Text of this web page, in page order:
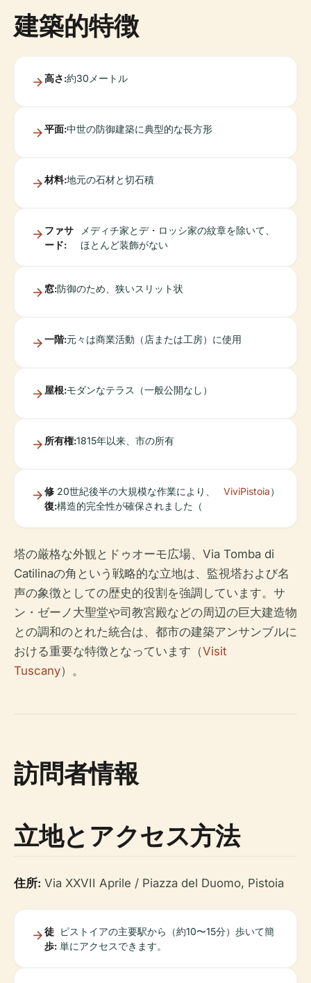
建築的特徴
高さ:約30メートル
平面:中世の防御建築に典型的な長方形
材料:地元の石材と切石積
ファサ
ード:
メディチ家とデ・ロッシ家の紋章を除いて、
ほとんど装飾がない
窓:防御のため、狭いスリット状
一階:元々は商業活動（店または工房）に使用
屋根:モダンなテラス（一般公開なし）
所有権:1815年以来、市の所有
修
復:
20世紀後半の大規模な作業により、
構造的完全性が確保されました（
ViviPistoia）
塔の厳格な外観とドゥオーモ広場、Via Tomba di
Catilinaの角という戦略的な立地は、監視塔および名
声の象徴としての歴史的役割を強調しています。サ
ン・ゼーノ大聖堂や司教宮殿などの周辺の巨大建造物
との調和のとれた統合は、都市の建築アンサンブルに
おける重要な特徴となっています（Visit
Tuscany）。
訪問者情報
立地とアクセス方法
住所: Via XXVII Aprile / Piazza del Duomo, Pistoia
徒
歩:
ピストイアの主要駅から（約10〜15分）歩いて簡
単にアクセスできます。